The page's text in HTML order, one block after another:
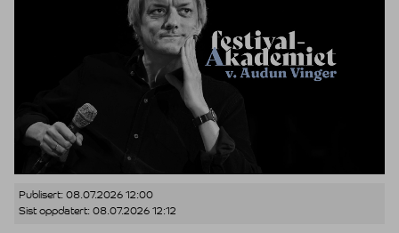
Publisert: 08.07.2026 12:00
Sist oppdatert: 08.07.2026 12:12